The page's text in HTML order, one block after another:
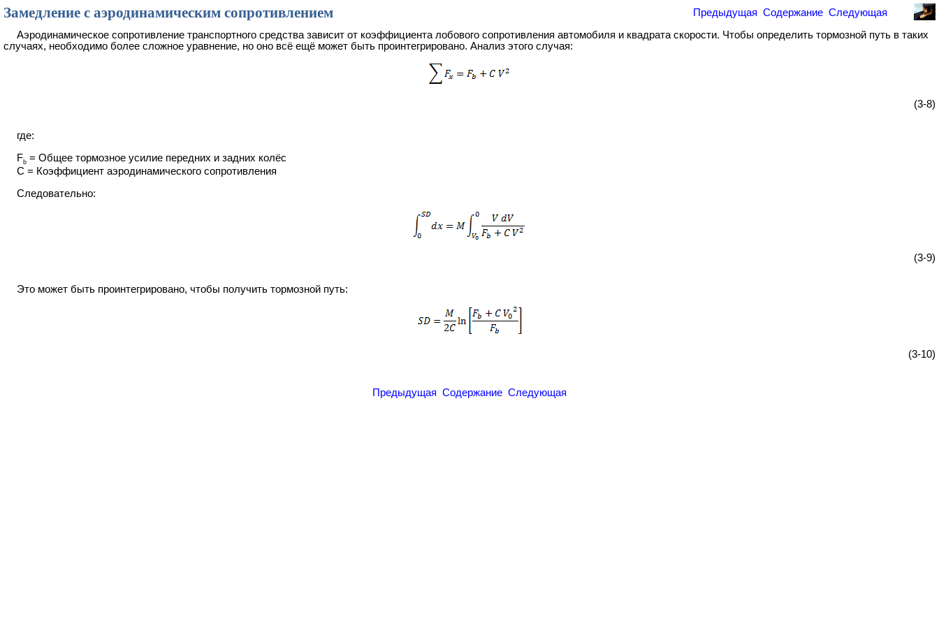
Замедление с аэродинамическим сопротивлением Предыдущая Содержание Следующая
Аэродинамическое сопротивление транспортного средства зависит от коэффициента лобового сопротивления автомобиля и квадрата скорости. Чтобы определить тормозной путь в таких
случаях, необходимо более сложное уравнение, но оно всё ещё может быть проинтегрировано. Анализ этого случая:
(3-8)
где:
Fb = Общее тормозное усилие передних и задних колёс
C = Коэффициент аэродинамического сопротивления
Следовательно:
(3-9)
Это может быть проинтегрировано, чтобы получить тормозной путь:
(3-10)
Предыдущая Содержание Следующая